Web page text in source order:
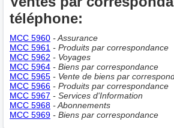
téléphone:
MCC 5960 - Assurance
MCC 5961 - Produits par correspondance
MCC 5962 - Voyages
MCC 5964 - Biens par correspondance
MCC 5965 - Vente de biens par
MCC 5966 - Produits par correspondance
MCC 5967 - Services d'Information
MCC 5968 - Abonnements
MCC 5969 - Biens par correspondance